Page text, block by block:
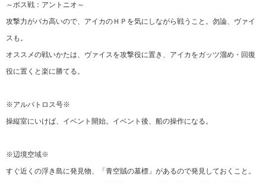
～ボス戦：アントニオ～
攻撃力がバカ高いので、アイカのＨＰを気にしながら戦うこと。勿論、ヴァイ
スも。
オススメの戦いかたは、ヴァイスを攻撃役に置き、アイカをガッツ溜め・回復
役に置くと楽に勝てる。
※アルバトロス号※
操縦室にいけば、イベント開始。イベント後、船の操作になる。
※辺境空域※
すぐ近くの浮き島に発見物、「青空賊の墓標」があるので発見しておくこと。